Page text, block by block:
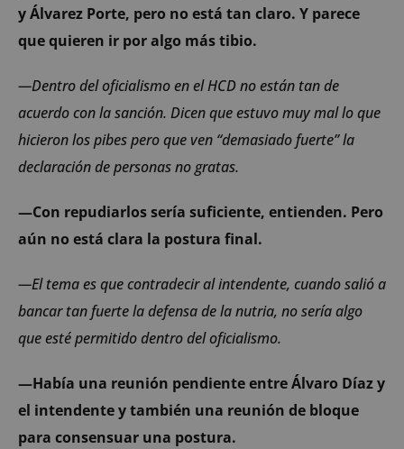
y Álvarez Porte, pero no está tan claro. Y parece
que quieren ir por algo más tibio.
—Dentro del oficialismo en el HCD no están tan de
acuerdo con la sanción. Dicen que estuvo muy mal lo que
hicieron los pibes pero que ven “demasiado fuerte” la
declaración de personas no gratas.
—Con repudiarlos sería suficiente, entienden. Pero
aún no está clara la postura final.
—El tema es que contradecir al intendente, cuando salió a
bancar tan fuerte la defensa de la nutria, no sería algo
que esté permitido dentro del oficialismo.
—Había una reunión pendiente entre Álvaro Díaz y
el intendente y también una reunión de bloque
para consensuar una postura.